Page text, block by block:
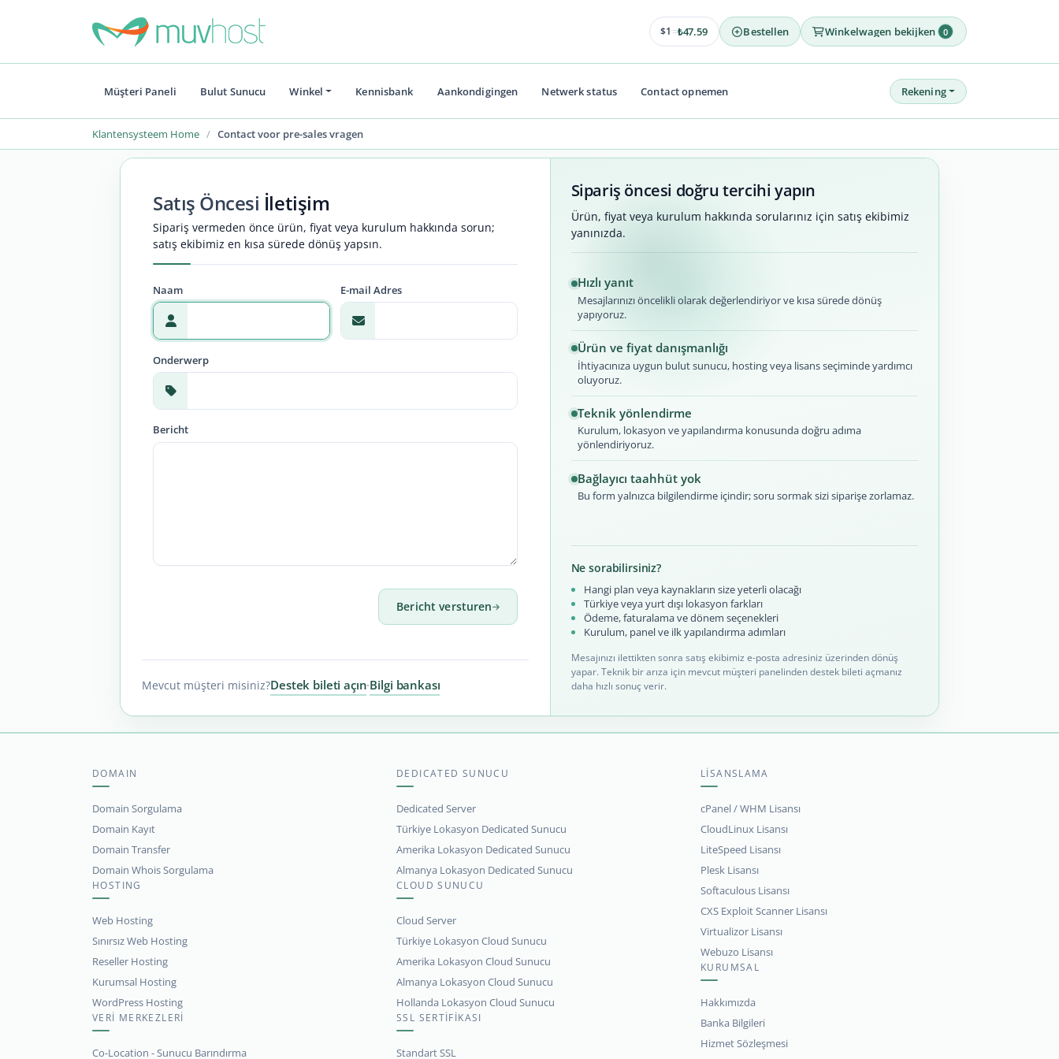
$1 =₺47.59 Bestellen Winkelwagen bekijken 0
Müşteri Paneli Bulut Sunucu Winkel Kennisbank Aankondigingen Netwerk status Contact opnemen Rekening
Klantensysteem Home Contact voor pre-sales vragen
Satış Öncesi İletişim
Sipariş vermeden önce ürün, fiyat veya kurulum hakkında sorun;
satış ekibimiz en kısa sürede dönüş yapsın.
Naam E-mail Adres
Onderwerp
Bericht
Bericht versturen
Mevcut müşteri misiniz?Destek bileti açın·Bilgi bankası
Sipariş öncesi doğru tercihi yapın
Ürün, fiyat veya kurulum hakkında sorularınız için satış ekibimiz
yanınızda.
Hızlı yanıt
Mesajlarınızı öncelikli olarak değerlendiriyor ve kısa sürede dönüş
yapıyoruz.
Ürün ve fiyat danışmanlığı
İhtiyacınıza uygun bulut sunucu, hosting veya lisans seçiminde yardımcı
oluyoruz.
Teknik yönlendirme
Kurulum, lokasyon ve yapılandırma konusunda doğru adıma
yönlendiriyoruz.
Bağlayıcı taahhüt yok
Bu form yalnızca bilgilendirme içindir; soru sormak sizi siparişe zorlamaz.
Ne sorabilirsiniz?
Hangi plan veya kaynakların size yeterli olacağı
Türkiye veya yurt dışı lokasyon farkları
Ödeme, faturalama ve dönem seçenekleri
Kurulum, panel ve ilk yapılandırma adımları
Mesajınızı ilettikten sonra satış ekibimiz e-posta adresiniz üzerinden dönüş
yapar. Teknik bir arıza için mevcut müşteri panelinden destek bileti açmanız
daha hızlı sonuç verir.
DOMAIN
Domain Sorgulama
Domain Kayıt
Domain Transfer
Domain Whois Sorgulama
HOSTING
Web Hosting
Sınırsız Web Hosting
Reseller Hosting
Kurumsal Hosting
WordPress Hosting
VERİ MERKEZLERİ
Co-Location - Sunucu Barındırma
DEDICATED SUNUCU
Dedicated Server
Türkiye Lokasyon Dedicated Sunucu
Amerika Lokasyon Dedicated Sunucu
Almanya Lokasyon Dedicated Sunucu
CLOUD SUNUCU
Cloud Server
Türkiye Lokasyon Cloud Sunucu
Amerika Lokasyon Cloud Sunucu
Almanya Lokasyon Cloud Sunucu
Hollanda Lokasyon Cloud Sunucu
SSL SERTİFİKASI
Standart SSL
LİSANSLAMA
cPanel / WHM Lisansı
CloudLinux Lisansı
LiteSpeed Lisansı
Plesk Lisansı
Softaculous Lisansı
CXS Exploit Scanner Lisansı
Virtualizor Lisansı
Webuzo Lisansı
KURUMSAL
Hakkımızda
Banka Bilgileri
Hizmet Sözleşmesi